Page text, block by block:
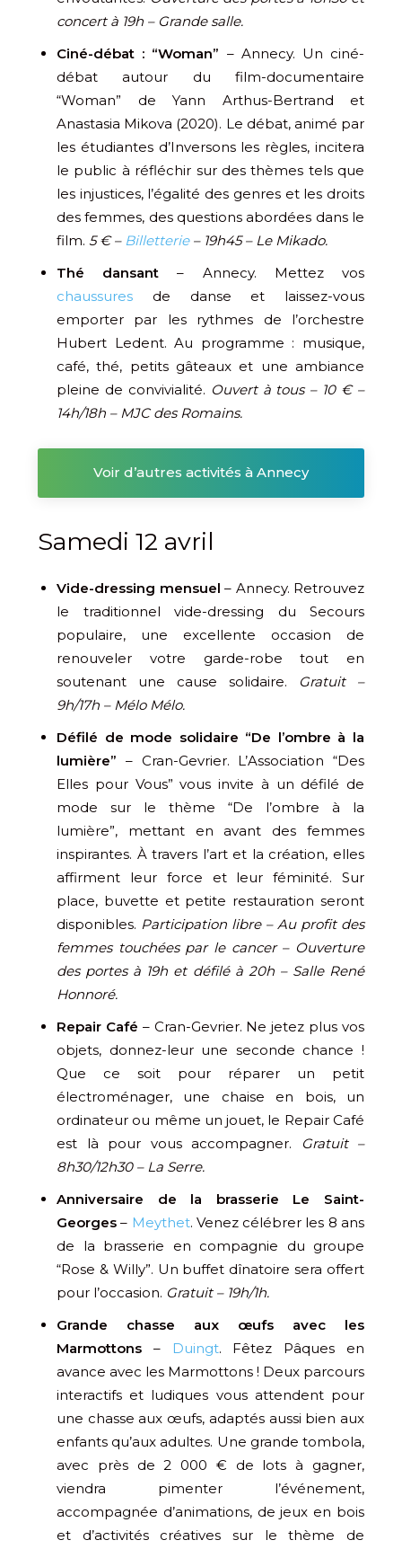
concert à 19h – Grande salle.
Ciné-débat : “Woman” – Annecy. Un ciné-
débat autour du film-documentaire
“Woman” de Yann Arthus-Bertrand et
Anastasia Mikova (2020). Le débat, animé par
les étudiantes d’Inversons les règles, incitera
le public à réfléchir sur des thèmes tels que
les injustices, l’égalité des genres et les droits
des femmes, des questions abordées dans le
film. 5 € – Billetterie– 19h45 – Le Mikado.
Thé dansant – Annecy. Mettez vos
chaussures de danse et laissez-vous
emporter par les rythmes de l’orchestre
Hubert Ledent. Au programme : musique,
café, thé, petits gâteaux et une ambiance
pleine de convivialité. Ouvert à tous – 10 € –
14h/18h – MJC des Romains.
Voir d’autres activités à Annecy
Samedi 12 avril
Vide-dressing mensuel – Annecy. Retrouvez
le traditionnel vide-dressing du Secours
populaire, une excellente occasion de
renouveler votre garde-robe tout en
soutenant une cause solidaire.
Gratuit –
9h/17h – Mélo Mélo.
Défilé de mode solidaire “De l’ombre à la
lumière” – Cran-Gevrier. L’Association “Des
Elles pour Vous” vous invite à un défilé de
mode sur le thème “De l’ombre à la
lumière”, mettant en avant des femmes
inspirantes. À travers l’art et la création, elles
affirment leur force et leur féminité. Sur
place, buvette et petite restauration seront
disponibles. Participation libre – Au profit des
femmes touchées par le cancer – Ouverture
des portes à 19h et défilé à 20h – Salle René
Honnoré.
Repair Café – Cran-Gevrier. Ne jetez plus vos
objets, donnez-leur une seconde chance !
Que ce soit pour réparer un petit
électroménager, une chaise en bois, un
ordinateur ou même un jouet, le Repair Café
est là pour vous accompagner.
Gratuit –
8h30/12h30 – La Serre.
Anniversaire de la brasserie Le Saint-
Georges – Meythet. Venez célébrer les 8 ans
de la brasserie en compagnie du groupe
“Rose & Willy”. Un buffet dînatoire sera offert
pour l’occasion. Gratuit – 19h/1h.
Grande chasse aux œufs avec les
Marmottons – Duingt. Fêtez Pâques en
avance avec les Marmottons ! Deux parcours
interactifs et ludiques vous attendent pour
une chasse aux œufs, adaptés aussi bien aux
enfants qu’aux adultes. Une grande tombola,
avec près de 2 000 € de lots à gagner,
viendra pimenter l’événement,
accompagnée d’animations, de jeux en bois
et d’activités créatives sur le thème de